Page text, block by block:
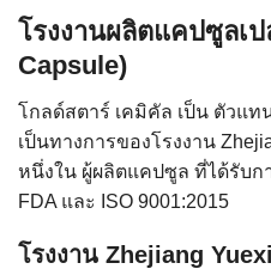
โรงงานผลิตแคปซูลเ
Capsule)
โกลด์สตาร์ เคมิคัล เป็น ตัวแท
เป็นทางการของโรงงาน
หนึ่งใน ผู้ผลิตแคปซูล ที่ได้รับก
FDA และ ISO 9001:2015
โรงงาน Zhejiang